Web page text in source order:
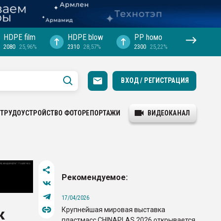
HDPE film
2080 25,96%
HDPE blow
2310 28,57%
PP hомо
2300 25,22%
ВХОД / РЕГИСТРАЦИЯ
ТРУДОУСТРОЙСТВО ФОТОРЕПОРТАЖИ ВИДЕОКАНАЛ
Рекомендуемое:
17/04/2026
Крупнейшая мировая выставка